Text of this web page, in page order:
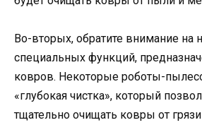
Во-вторых, обратите внимание на
специальных функций,
ковров. Некоторые роботы-
«глубокая чистка», который
тщательно очищать ковры от